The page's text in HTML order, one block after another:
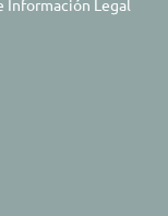
Información Legal